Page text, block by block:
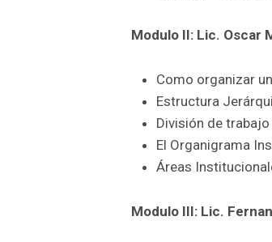
Modulo II: Lic. Oscar
Como organizar
Estructura
División de trabajo
El Organigrama
Áreas
Modulo III: Lic.